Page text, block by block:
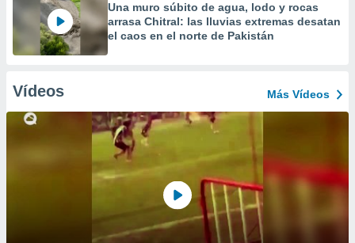
Una muro súbito de agua, lodo y rocas
arrasa Chitral: las lluvias extremas desatan
el caos en el norte de Pakistán
Vídeos Más Vídeos